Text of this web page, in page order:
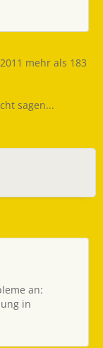
mehr als 183
sagen...
an:
in